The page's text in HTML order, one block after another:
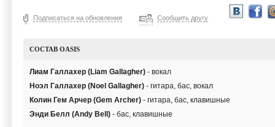
Подписаться на обновления Сообщить другу
СОСТАВ OASIS
Лиам Галлахер (Liam Gallagher) - вокал
Ноэл Галлахер (Noel Gallagher) - гитара, бас, вокал
Колин Гем Арчер (Gem Archer) - гитара, бас, клавишные
Энди Белл (Andy Bell) - бас, клавишные